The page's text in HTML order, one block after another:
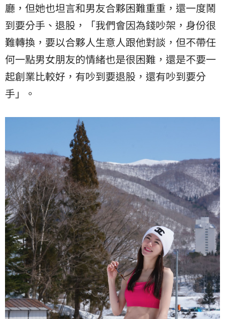
廳，但她也坦言和男友合夥困難重重，還一度鬧
到要分手、退股，「我們會因為錢吵架，身份很
難轉換，要以合夥人生意人跟他對談，但不帶任
何一點男女朋友的情緒也是很困難，還是不要一
起創業比較好，有吵到要退股，還有吵到要分
手」。